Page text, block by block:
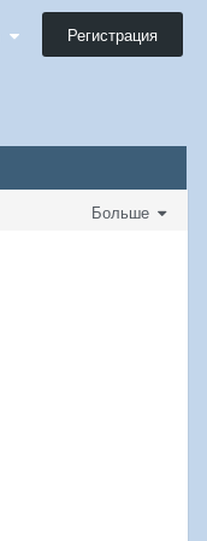
Регистрация
Больше